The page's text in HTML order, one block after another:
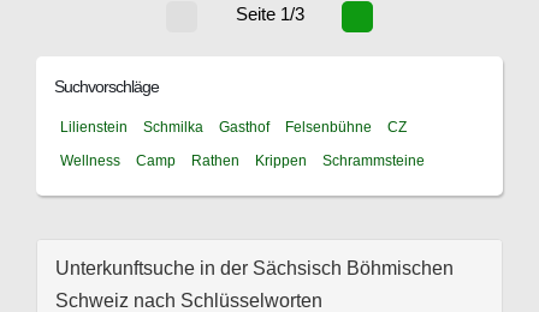
Seite 1/3
Suchvorschläge
Lilienstein Schmilka Gasthof Felsenbühne
CZ
Wellness
Camp Rathen Krippen Schrammsteine
Unterkunftsuche in der Sächsisch Böhmischen
Schweiz nach Schlüsselworten